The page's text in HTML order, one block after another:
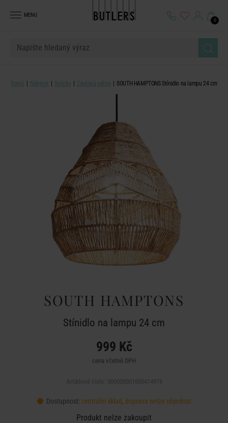
MENU
0
Domů Nábytek Svítidla Závěsná světla SOUTH HAMPTONS Stínidlo na lampu 24 cm
SOUTH HAMPTONS
Stínidlo na lampu 24 cm
999 Kč
cena včetně DPH
Dostupnost: centrální sklad, doprava nelze objednat
Produkt nelze zakoupit